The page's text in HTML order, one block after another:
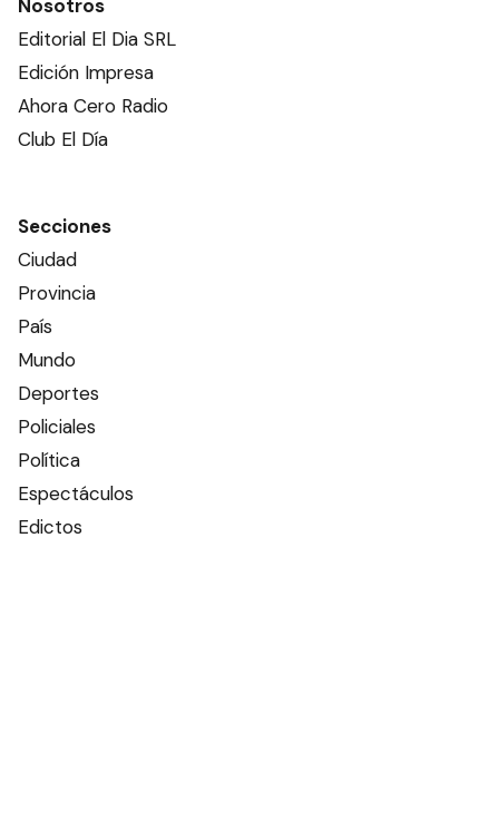
Nosotros
Editorial El Dia SRL
Edición Impresa
Ahora Cero Radio
Club El Día
Secciones
Ciudad
Provincia
País
Mundo
Deportes
Policiales
Política
Espectáculos
Edictos